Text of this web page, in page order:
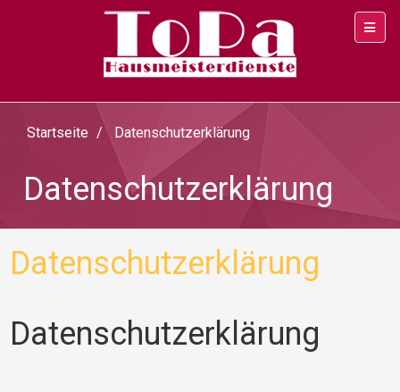
Startseite Datenschutzerklärung
Datenschutzerklärung
Datenschutzerklärung
Datenschutzerklärung